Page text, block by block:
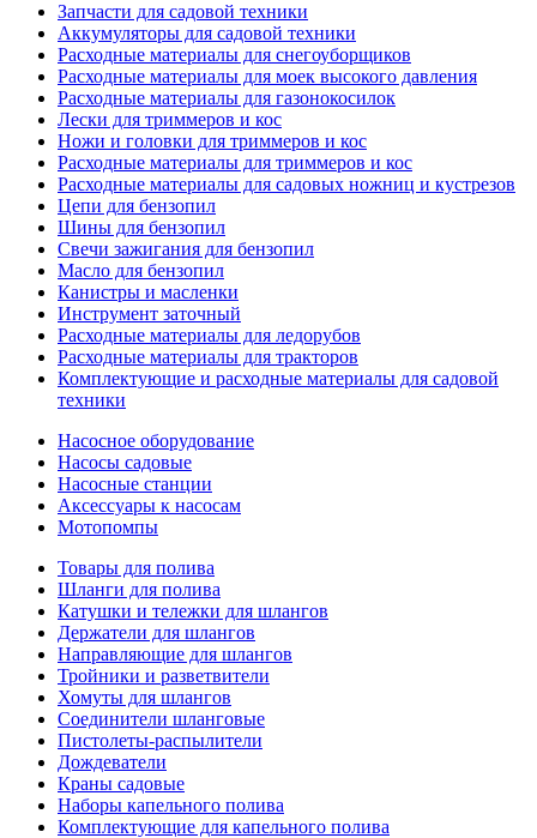
Запчасти для садовой техники
Аккумуляторы для садовой техники
Расходные материалы для снегоуборщиков
Расходные материалы для моек высокого давления
Расходные материалы для газонокосилок
Лески для триммеров и кос
Ножи и головки для триммеров и кос
Расходные материалы для триммеров и кос
Расходные материалы для садовых ножниц и кустрезов
Цепи для бензопил
Шины для бензопил
Свечи зажигания для бензопил
Масло для бензопил
Канистры и масленки
Инструмент заточный
Расходные материалы для ледорубов
Расходные материалы для тракторов
Комплектующие и расходные материалы для садовой
техники
Насосное оборудование
Насосы садовые
Насосные станции
Аксессуары к насосам
Мотопомпы
Товары для полива
Шланги для полива
Катушки и тележки для шлангов
Держатели для шлангов
Направляющие для шлангов
Тройники и разветвители
Хомуты для шлангов
Соединители шланговые
Пистолеты-распылители
Дождеватели
Краны садовые
Наборы капельного полива
Комплектующие для капельного полива